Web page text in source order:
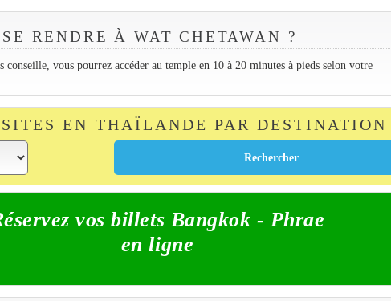
RENDRE À WAT CHETAWAN ?
vous pourrez accéder au temple en 10 à 20 minutes à pieds selon votre
EN THAÏLANDE PAR DESTINATION
vos billets Bangkok - Phrae
en ligne